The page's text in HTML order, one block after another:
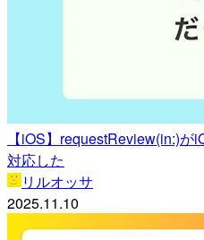
【iOS】requestReview(in:)
対応した
リルオッサ
2025.11.10